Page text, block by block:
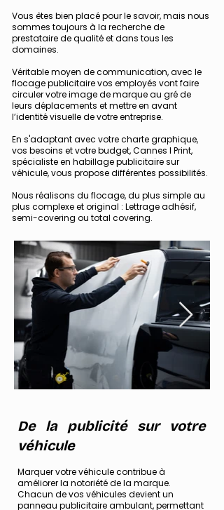
Vous êtes bien placé pour le savoir, mais nous
sommes toujours à la recherche de
prestataire de qualité et dans tous les
domaines.
Véritable moyen de communication, avec le
flocage publicitairevos employés vont faire
circuler votre image de marque au gré de
leurs déplacements et mettre en avant
l’identité visuelle de votre entreprise.
En s'adaptant avec votre charte graphique,
vos besoins et votre budget, Cannes I Print,
spécialiste en habillage publicitaire sur
véhicule, vous propose différentes possibilités.
Nous réalisons du flocage, du plus simple au
plus complexe et original : Lettrage adhésif,
semi-covering ou total covering.​
De la publicité sur votre
véhicule
Marquer votre véhicule contribue à
améliorer la notoriété de la marque.
Chacun de vos véhicules devient un
panneau publicitaireambulant, permettant